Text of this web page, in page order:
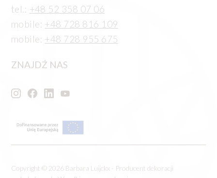
tel.: +48 52 358 07 06
mobile: +48 728 816 109
mobile: +48 728 955 675
ZNAJDŹ NAS
Copyright © 2026 Barbara Luijckx - Producent dekoracji